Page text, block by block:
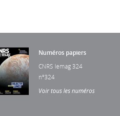
Numéros papiers
CNRS lemag 324
n°324
Voir tous les numéros